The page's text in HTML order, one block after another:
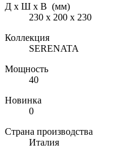
Д х Ш х В (мм)
230 х 200 х 230
Коллекция
SERENATA
Мощность
40
Новинка
0
Страна производства
Италия